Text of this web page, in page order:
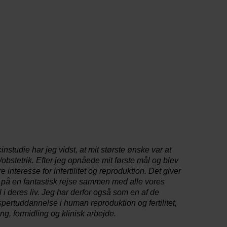
har jeg vidst, at mit største ønske var at
Efter jeg opnåede mit første mål og blev
interesse for infertilitet og reproduktion. Det giver
en fantastisk rejse sammen med alle vores
deres liv. Jeg har derfor også som en af de
i human reproduktion og fertilitet,
formidling og klinisk arbejde.